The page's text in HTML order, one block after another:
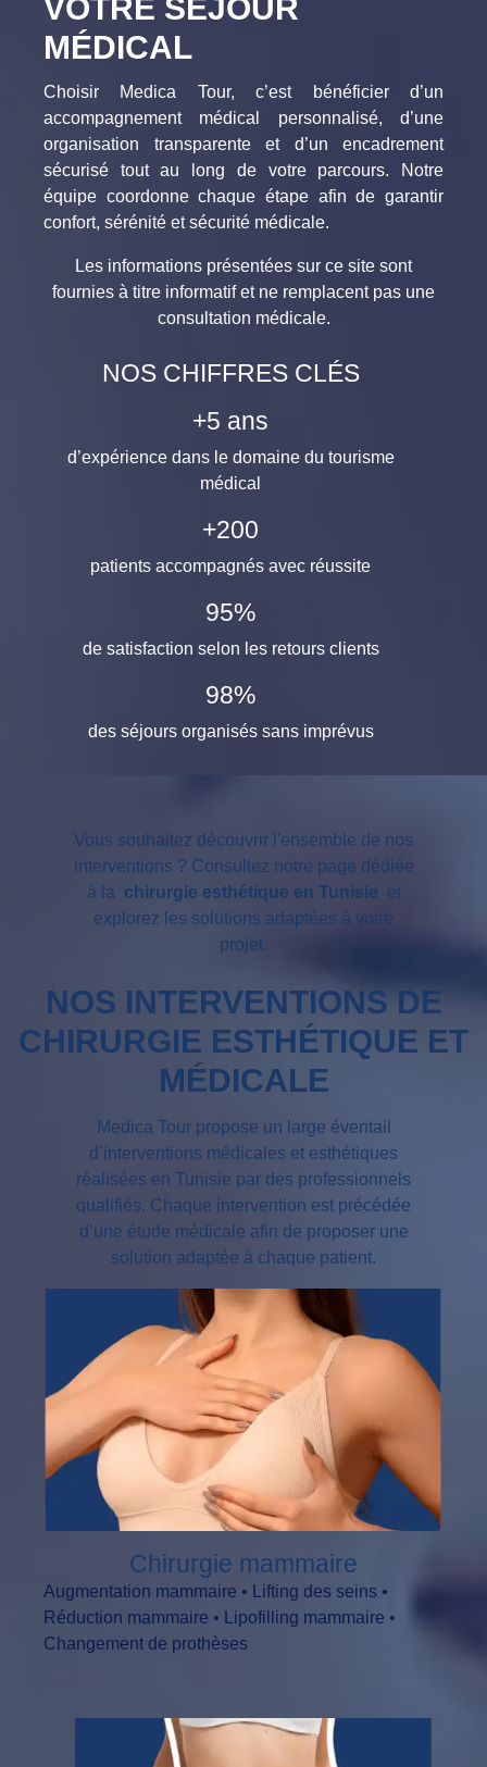
VOTRE SÉJOUR
MÉDICAL
Choisir Medica Tour, c’est bénéficier d’un
accompagnement médical personnalisé, d’une
organisation transparente et d’un encadrement
sécurisé tout au long de votre parcours. Notre
équipe coordonne chaque étape afin de garantir
confort, sérénité et sécurité médicale.
Les informations présentées sur ce site sont
fournies à titre informatif et ne remplacent pas une
consultation médicale.
NOS CHIFFRES CLÉS
+5 ans
d’expérience dans le domaine du tourisme
médical
+200
patients accompagnés avec réussite
95%de satisfaction
de satisfaction selon les retours clients
98%des séjours
des séjours organisés sans imprévus
Vous souhaitez découvrir l'ensemble de nos
interventions ? Consultez notre page dédiée
à la chirurgie esthétique en Tunisie et
explorez les solutions adaptées à votre
projet.
NOS INTERVENTIONS DE
CHIRURGIE ESTHÉTIQUE ET
MÉDICALE
Medica Tour propose un large éventail
d’interventions médicales et esthétiques
réalisées en Tunisie par des professionnels
qualifiés. Chaque intervention est précédée
d’une étude médicale afin de proposer une
solution adaptée à chaque patient.
Chirurgie mammaire
Augmentation mammaire • Lifting des seins •
Réduction mammaire • Lipofilling mammaire •
Changement de prothèses